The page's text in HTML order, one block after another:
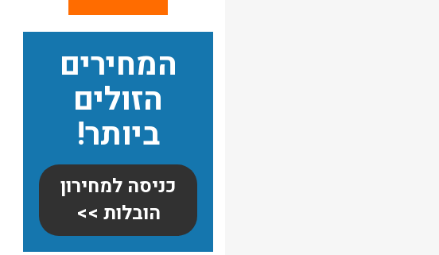
המחירים
הזולים
ביותר!
כניסה למחירון
הובלות >>